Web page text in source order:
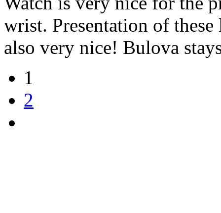
wrist. Presentation of
also very nice! Bulova
1
2